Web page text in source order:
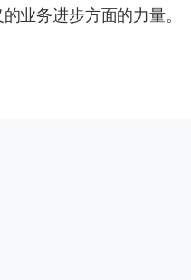
业务进步方面的力量。